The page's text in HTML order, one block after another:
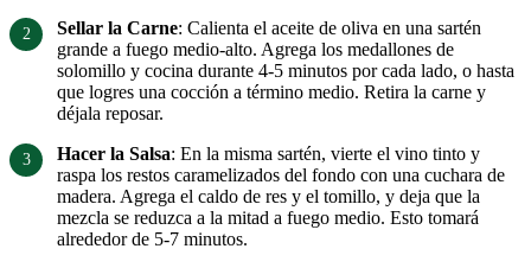
Sellar la Carne: Calienta el aceite de oliva en una sartén
grande a fuego medio-alto. Agrega los medallones de
solomillo y cocina durante 4-5 minutos por cada lado, o hasta
que logres una cocción a término medio. Retira la carne y
déjala reposar.
Hacer la Salsa: En la misma sartén, vierte el vino tinto y
raspa los restos caramelizados del fondo con una cuchara de
madera. Agrega el caldo de res y el tomillo, y deja que la
mezcla se reduzca a la mitad a fuego medio. Esto tomará
alrededor de 5-7 minutos.